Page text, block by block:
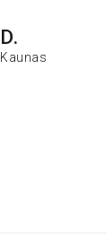
D.
Kaunas